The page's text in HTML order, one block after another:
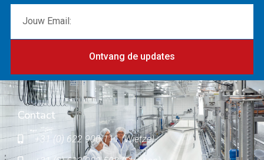
Ontvang de updates
Contact
+31 (0) 622 900 111 (Wietze)